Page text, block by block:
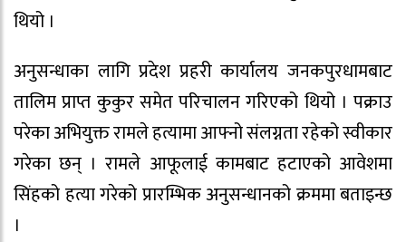
थियो ।
अनुसन्धाका लागि प्रदेश प्रहरी कार्यालय जनकपुरधामबाट
तालिम प्राप्त कुकुर समेत परिचालन गरिएको थियो । पक्राउ
परेका अभियुक्त रामले हत्यामा आफ्नो संलग्नता रहेको स्वीकार
गरेका छन् । रामले आफूलाई कामबाट हटाएको आवेशमा
सिंहको हत्या गरेको प्रारम्भिक अनुसन्धानको क्रममा बताइन्छ
।